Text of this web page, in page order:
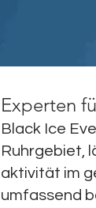
Experten
Black Ice
Ruhrgebiet,
aktivität im
umfassend